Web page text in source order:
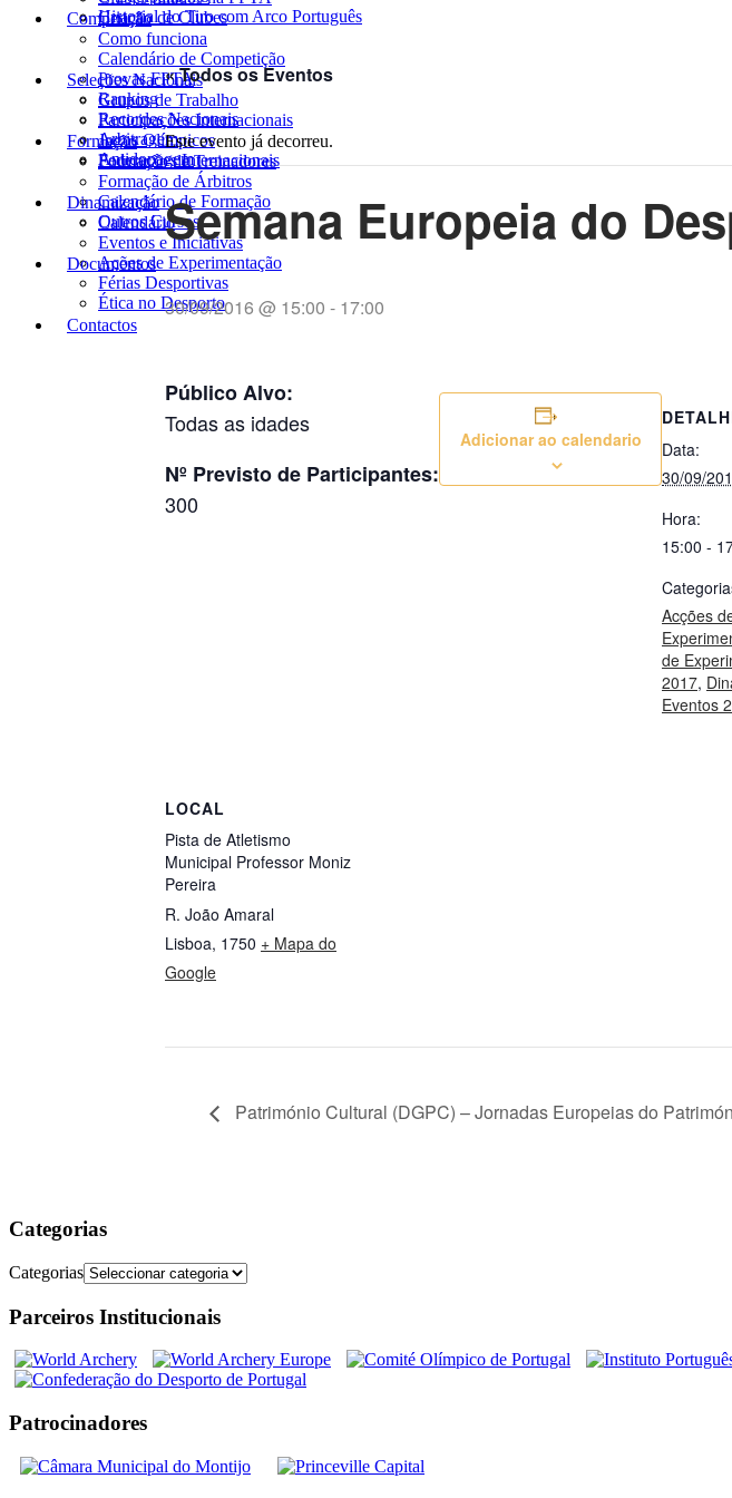
Historial do Tiro com Arco Português
Criação de Clubes
Competição
Como funciona
Calendário de Competição
Provas FPTA
Ranking
Recordes Nacionais
Arbitragem
Antidopagem
Seleções Nacionais
Grupos de Trabalho
Participações Internacionais
Jogos Olímpicos
Federações Internacionais
Formação
Formação de Treinadores
Formação de Árbitros
Calendário de Formação
Outros Cursos
Dinamização
Calendário
Eventos e Iniciativas
Ações de Experimentação
Férias Desportivas
Ética no Desporto
Documentos
Contactos
« Todos os Eventos
Este evento já decorreu.
Semana Europeia do
30/09/2016 @ 15:00 - 17:00
Público Alvo:
Todas as idades
Nº Previsto de Participantes:
300
Adicionar ao calendario
Data:
30/09/
Hora:
15:00 -
Acções
de
2017,
Eventos
LOCAL
Pista de Atletismo
Municipal Professor Moniz
Pereira
R. João Amaral
Lisboa, 1750 + Mapa do
Google
Património Cultural (DGPC) – Jornadas Europeias do
Categorias
Categorias
Parceiros Institucionais
Patrocinadores